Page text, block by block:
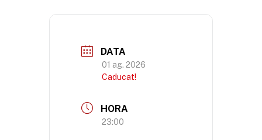
DATA
01 ag. 2026
Caducat!
HORA
23:00